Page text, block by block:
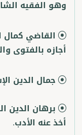
وهو الفقيه
القاضي كمال
أجازه بالفتوى
جمال الدين
برهان الدين
أخذ عنه الأدب.